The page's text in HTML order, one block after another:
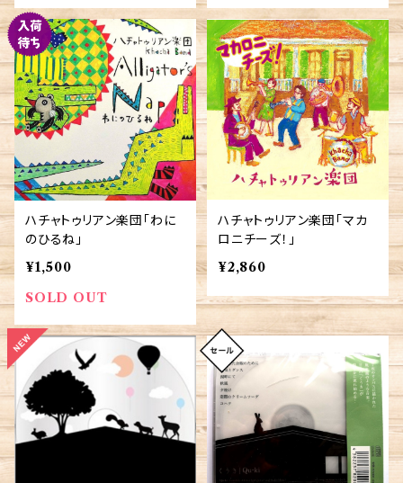
ハチャトゥリアン楽団「わに
のひるね」
¥1,500
SOLD OUT
ハチャトゥリアン楽団「マカ
ロニチーズ！」
¥2,860